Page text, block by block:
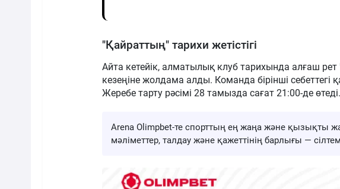
"Қайраттың" тарихи жетістігі
Айта кетейік, алматылық клуб тарихында алғаш рет
кезеңіне жолдама алды. Команда бірінші себеттегі
Жеребе тарту рәсімі 28 тамызда сағат 21:00-де өтеді.
Arena Olimpbet-те спорттың ең жаңа және қызықты
мәліметтер, талдау және қажеттінің барлығы —